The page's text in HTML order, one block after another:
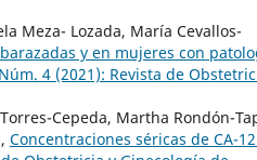
Meza- Lozada, María Cevallos-
y en mujeres con
4 (2021): Revista de
Cepeda, Martha Rondón-
Concentraciones séricas de CA-